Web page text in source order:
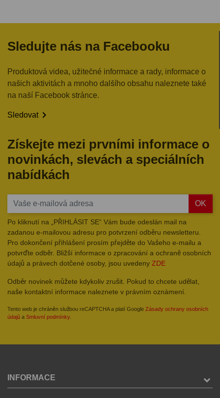
Sledujte nás na Facebooku
Produktová videa, užitečné informace a rady, informace o
našich aktivitách a mnoho dalšího obsahu naleznete také
na naší Facebook stránce.
Sledovat
Získejte mezi prvními informace o
novinkách, slevách a speciálních
nabídkách
OK
Po kliknutí na „PŘIHLÁSIT SE“ Vám bude odeslán mail na
zadanou e-mailovou adresu pro potvrzení odběru newsletteru.
Pro dokončení přihlášení prosím přejděte do Vašeho e-mailu a
potvrďte odběr. Bližší informace o zpracování a ochraně osobních
údajů a právech dotčené osoby, jsou uvedeny ZDE
Odběr novinek můžete kdykoliv zrušit. Pokud to chcete udělat,
naše kontaktní informace naleznete v právním oznámení.
Tento web je chráněn službou reCAPTCHA a platí Google Zásady ochrany osobních
údajů a Smluvní podmínky.
INFORMACE